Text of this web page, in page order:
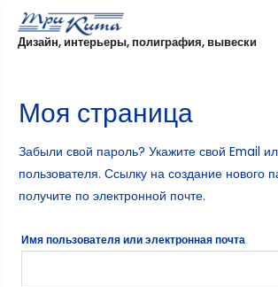
Дизайн, интерьеры, полиграфия, вывески
Моя страница
Забыли свой пароль? Укажите свой Email
пользователя. Ссылку на создание нового
получите по электронной почте.
Имя пользователя или электронная почта